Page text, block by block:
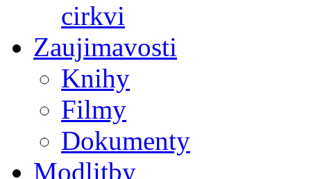
cirkvi
Zaujimavosti
Knihy
Filmy
Dokumenty
Modlitby